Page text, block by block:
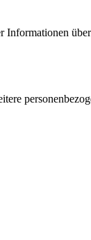
Informationen